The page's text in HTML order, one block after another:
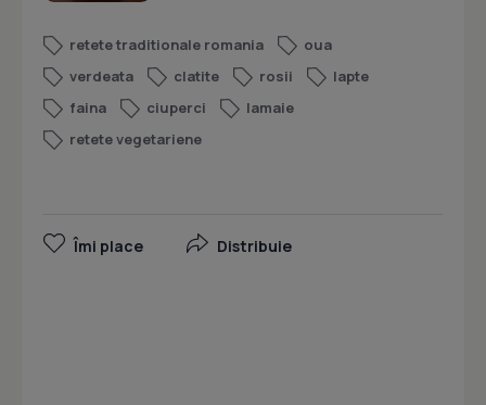
retete traditionale romania
oua
verdeata
clatite rosii
lapte
faina
ciuperci
lamaie
retete vegetariene
Îmi place Distribuie